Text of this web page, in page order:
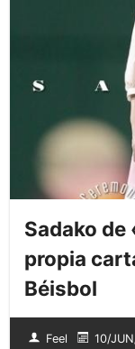
Sadako de
propia
Béisbol
Feel 10/